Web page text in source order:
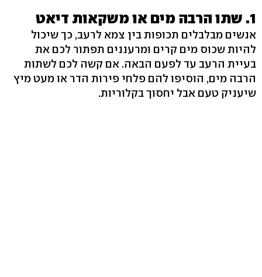
1. שתו הרבה מים או משקאות דיאט
אנשים מבלבלים תכופות בין צמא לרעב, כך שיכול
להיות שכוס מים קרים ומרעננים תפתור לכם את
בעיית הרעב עד לפעם הבאה. אם קשה לכם לשתות
הרבה מים, הוסיפו להם פלחי פירות הדר או מעט מיץ
שיעניק טעם אבל יחסוך בקלוריות.